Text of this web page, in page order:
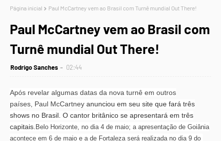
Página inicial Paul McCartney vem ao Brasil com Turnê mundial Out There!
Paul McCartney vem ao Brasil com
Turnê mundial Out There!
Rodrigo Sanches 02:44
Após revelar algumas datas da nova turnê em outros
países, Paul McCartney anunciou em seu site que fará três
shows no Brasil. O cantor britânico se apresentará em três
capitais. Belo Horizonte, no dia 4 de maio; a apresentação de Goiânia
acontece em 6 de maio e a de Fortaleza será realizada no dia 9 do